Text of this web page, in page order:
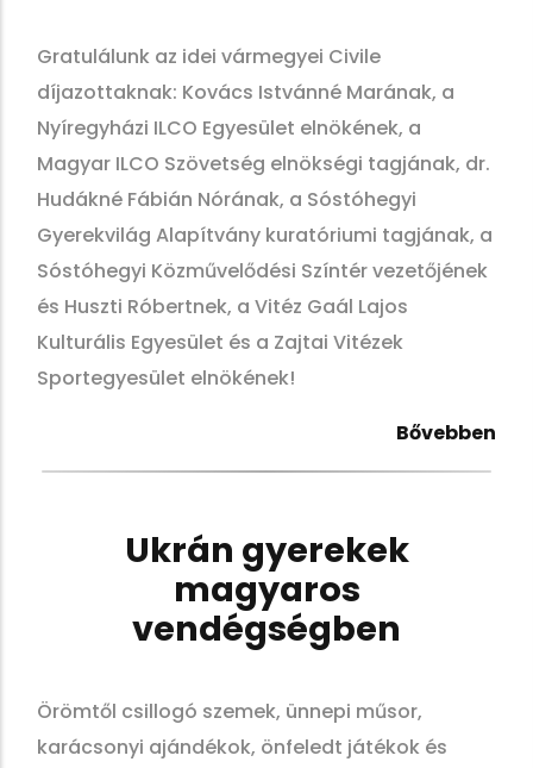
Gratulálunk az idei vármegyei Civile
díjazottaknak: Kovács Istvánné Marának, a
Nyíregyházi ILCO Egyesület elnökének, a
Magyar ILCO Szövetség elnökségi tagjának, dr.
Hudákné Fábián Nórának, a Sóstóhegyi
Gyerekvilág Alapítvány kuratóriumi tagjának, a
Sóstóhegyi Közművelődési Színtérvezetőjének
és Huszti Róbertnek, a Vitéz Gaál Lajos
Kulturális Egyesület és a Zajtai Vitézek
Sportegyesület elnökének!
Bővebben
Ukrán gyerekek
magyaros
vendégségben
Örömtől csillogó szemek, ünnepi műsor,
karácsonyi ajándékok, önfeledt játékok és